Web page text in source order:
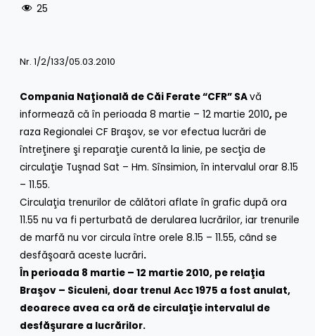
25
Nr. 1/2/133/05.03.2010
Compania Naţională de Căi Ferate “CFR” SAvă
informează că în perioada 8 martie – 12 martie 2010, pe
raza Regionalei CF Braşov, se vor efectua lucrări de
întreţinere şi reparaţie curentă la linie, pe secţia de
circulaţie Tuşnad Sat – Hm. Sînsimion, în intervalul orar 8.15
– 11.55.
Circulaţia trenurilor de călători aflate în grafic după ora
11.55 nu va fi perturbată de derularea lucrărilor, iar trenurile
de marfă nu vor circula între orele 8.15 – 11.55, când se
desfăşoară aceste lucrări.
În perioada 8 martie – 12 martie 2010, pe relaţia
Braşov – Siculeni, doar trenul Acc 1975 a fost anulat,
deoarece avea ca oră de circulaţie intervalul de
desfăşurare a lucrărilor.